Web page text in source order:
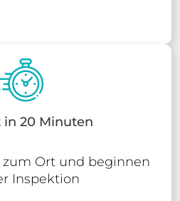
20 Minuten
Ort und beginnen
Inspektion